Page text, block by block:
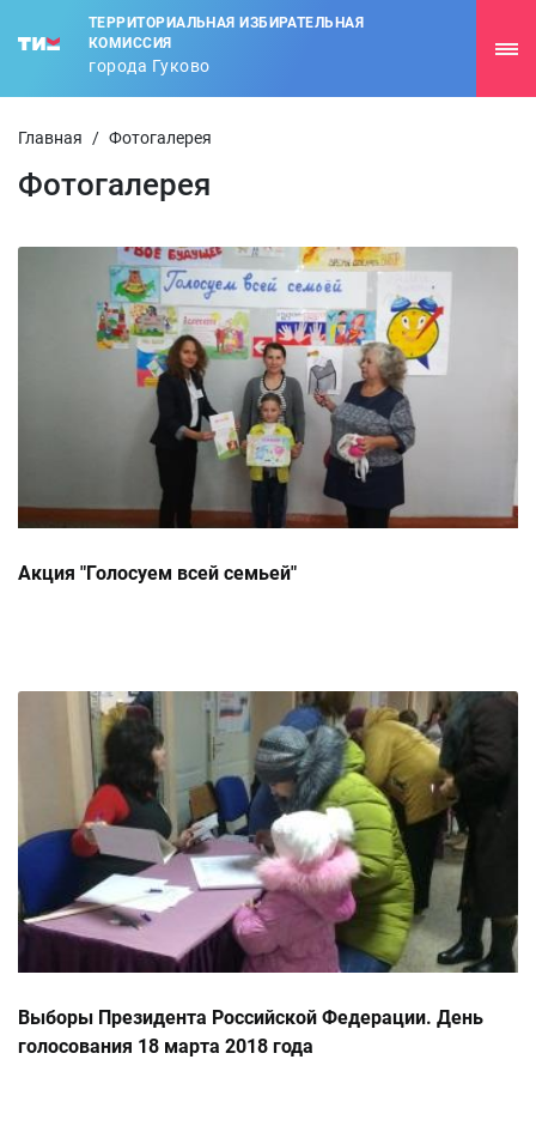
ТЕРРИТОРИАЛЬНАЯ ИЗБИРАТЕЛЬНАЯ
КОМИССИЯ
города Гуково
Главная / Фотогалерея
Фотогалерея
Акция "Голосуем всей семьей"
Выборы Президента Российской Федерации. День
голосования 18 марта 2018 года